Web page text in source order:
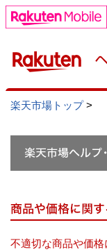
楽天市場トップ>
不適切な商品や価